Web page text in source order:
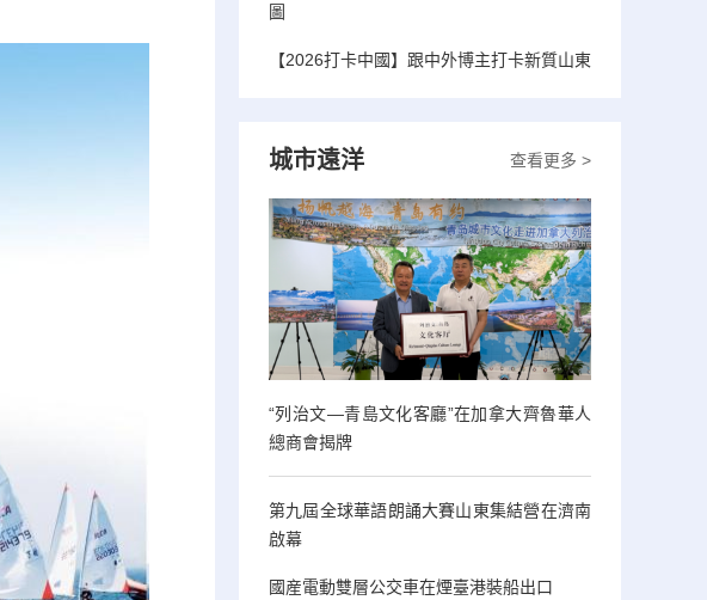
圖
【2026打卡中國】跟中外博主打卡新質山東
查看更多 >
城市遠洋
“列治文—青島文化客廳”在加拿大齊魯華人
總商會揭牌
第九屆全球華語朗誦大賽山東集結營在濟南
啟幕
國産電動雙層公交車在煙臺港裝船出口